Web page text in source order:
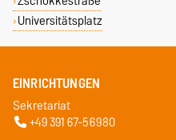
Universitätsplatz
EINRICHTUNGEN
Sekretariat
+49 391 67-56980